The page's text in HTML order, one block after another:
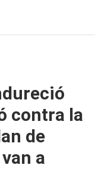
contra la
de
a